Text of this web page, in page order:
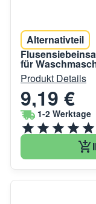
Alternativteil
für
Produkt Details
9,19 €
1-2 Werktage